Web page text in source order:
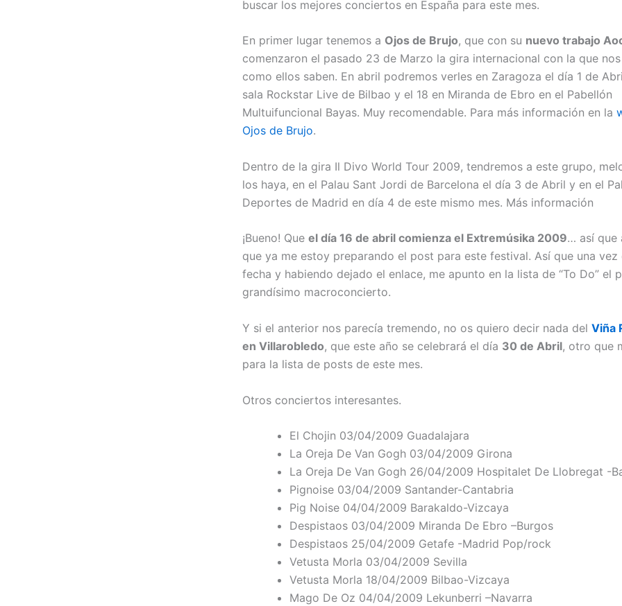
buscar los mejores conciertos en España para este mes.
En primer lugar tenemos a Ojos de Brujo, que con su nuevo trabajo
comenzaron el pasado 23 de Marzo la gira internacional con la que
como ellos saben. En abril podremos verles en Zaragoza el día 1 de
sala Rockstar Live de Bilbao y el 18 en Miranda de Ebro en el Pabellón
Multuifuncional Bayas. Muy recomendable. Para más información en la
Ojos de Brujo.
Dentro de la gira Il Divo World Tour 2009, tendremos a este grupo,
los haya, en el Palau Sant Jordi de Barcelona el día 3 de Abril y en el
Deportes de Madrid en día 4 de este mismo mes. Más información
¡Bueno! Que el día 16 de abril comienza el Extremúsika 2009… así que
que ya me estoy preparando el post para este festival. Así que una vez
fecha y habiendo dejado el enlace, me apunto en la lista de “To Do” el
grandísimo macroconcierto.
Y si el anterior nos parecía tremendo, no os quiero decir nada del Viña
en Villarobledo, que este año se celebrará el día 30 de Abril, otro que
para la lista de posts de este mes.
Otros conciertos interesantes.
El Chojin 03/04/2009 Guadalajara
La Oreja De Van Gogh 03/04/2009 Girona
La Oreja De Van Gogh 26/04/2009 Hospitalet De Llobregat -
Pignoise 03/04/2009 Santander-Cantabria
Pig Noise 04/04/2009 Barakaldo-Vizcaya
Despistaos 03/04/2009 Miranda De Ebro –Burgos
Despistaos 25/04/2009 Getafe -Madrid Pop/rock
Vetusta Morla 03/04/2009 Sevilla
Vetusta Morla 18/04/2009 Bilbao-Vizcaya
Mago De Oz 04/04/2009 Lekunberri –Navarra